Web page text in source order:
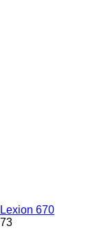
Lexion 670
73